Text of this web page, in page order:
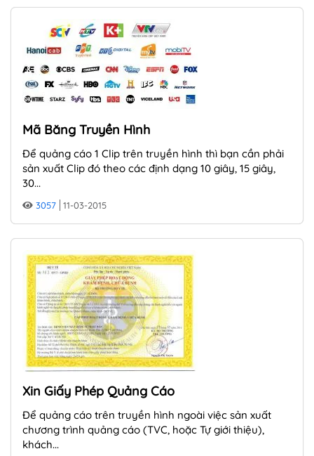
Mã Băng Truyền Hình
Để quảng cáo 1 Clip trên truyền hình thì bạn cần phải
sản xuất Clip đó theo các định dạng 10 giây, 15 giây,
30...
3057 11-03-2015
Xin Giấy Phép Quảng Cáo
Để quảng cáo trên truyền hình ngoài việc sản xuất
chương trình quảng cáo (TVC, hoặc Tự giới thiệu),
khách...